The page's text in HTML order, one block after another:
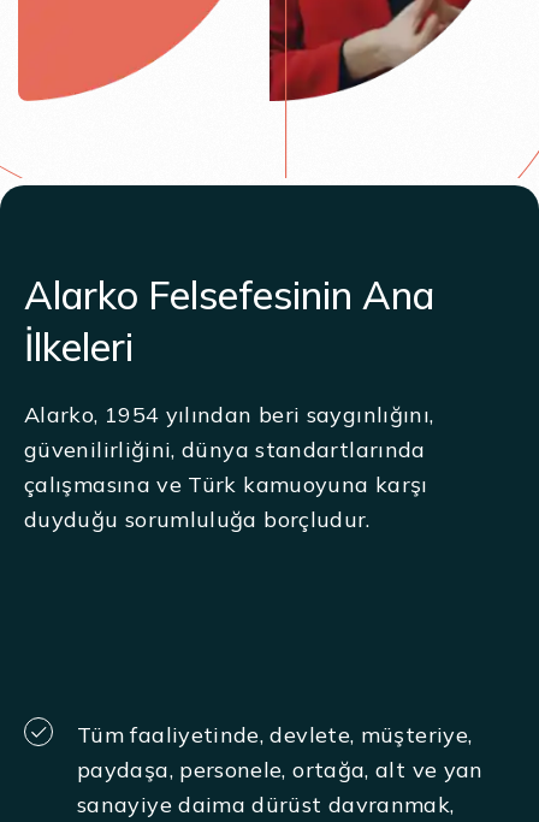
Alarko Felsefesinin Ana
İlkeleri
Alarko, 1954 yılından beri saygınlığını,
güvenilirliğini, dünya standartlarında
çalışmasına ve Türk kamuoyuna karşı
duyduğu sorumluluğa borçludur.
Tüm faaliyetinde, devlete, müşteriye,
paydaşa, personele, ortağa, alt ve yan
sanayiye daima dürüst davranmak,